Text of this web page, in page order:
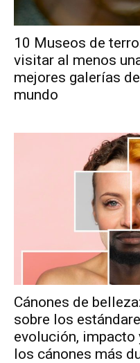
10 Museos de
visitar al menos
mejores galerías
mundo
Cánones de
sobre los
evolución, impacto
los cánones más